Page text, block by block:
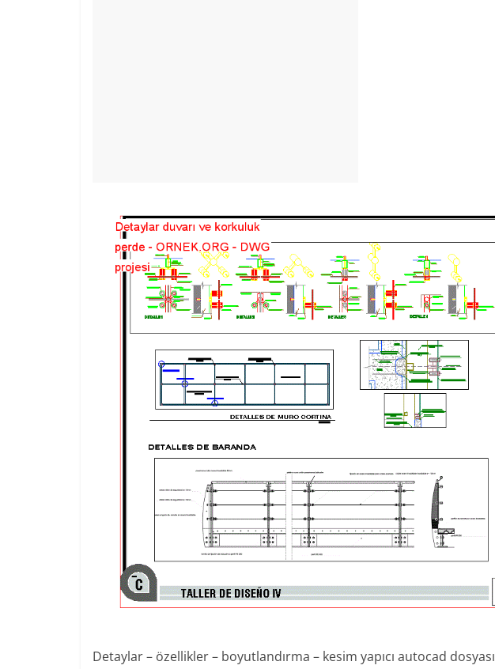
Detaylar – özellikler – boyutlandırma – kesim yapıcı autocad dosyası